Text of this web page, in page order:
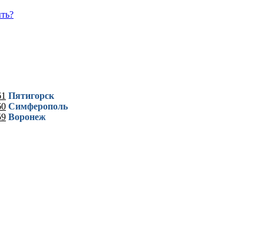
Пятигорск
Симферополь
Воронеж